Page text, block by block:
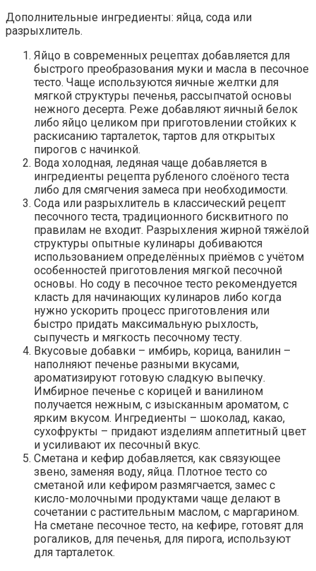
Дополнительные ингредиенты: яйца, сода или
разрыхлитель.
Яйцо в современных рецептах добавляется для
быстрого преобразования муки и масла в песочное
тесто. Чаще используются яичные желтки для
мягкой структуры печенья, рассыпчатой основы
нежного десерта. Реже добавляют яичный белок
либо яйцо целиком при приготовлении стойких к
раскисанию тарталеток, тартов для открытых
пирогов с начинкой.
Вода холодная, ледяная чаще добавляется в
ингредиенты рецепта рубленого слоёного теста
либо для смягчения замеса при необходимости.
Coдa или paзpыхлитeль в классический рецепт
песочного теста, традиционного бисквитного по
правилам не входит. Разрыхления жирной тяжёлой
структуры опытные кулинары добиваются
использованием определённых приёмов с учётом
особенностей приготовления мягкой песочной
основы. Но соду в песочное тесто рекомендуется
класть для начинающих кулинаров либо когда
нужно ускорить процесс приготовления или
быстро придать максимальную рыхлость,
сыпучесть и мягкость песочному тесту.
Вкусовые добавки – имбирь, корица, ванилин –
наполняют печенье разными вкусами,
ароматизируют готовую сладкую выпечку.
Имбирное печенье с корицей и ванилином
получается нежным, с изысканным ароматом, с
ярким вкусом. Ингредиенты – шоколад, какао,
сухофрукты – придают изделиям аппетитный цвет
и усиливают их песочный вкус.
Сметана и кефир добавляется, как связующее
звено, заменяя воду, яйца. Плотное тесто со
сметаной или кефиром размягчается, замес с
кисло-молочными продуктами чаще делают в
сочетании с растительным маслом, с маргарином.
На сметане песочное тесто, на кефире, готовят для
рогаликов, для печенья, для пирога, используют
для тарталеток.